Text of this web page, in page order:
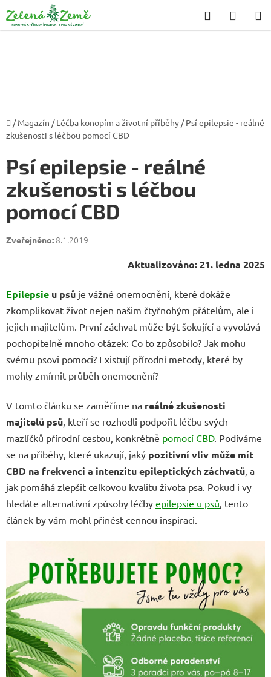
na
obsah
Hledat
KOŠÍK
Domů
/ Magazín / Léčba konopím a životní příběhy / Psí epilepsie - reálné
zkušenosti s léčbou pomocí CBD
Psí epilepsie - reálné
zkušenosti s léčbou
pomocí CBD
8.1.2019
Aktualizováno: 21. ledna 2025
Epilepsie u psů je vážné onemocnění, které dokáže
zkomplikovat život nejen našim čtyřnohým přátelům, ale i
jejich majitelům. První záchvat může být šokující a vyvolává
pochopitelně mnoho otázek: Co to způsobilo? Jak mohu
svému psovi pomoci? Existují přírodní metody, které by
mohly zmírnit průběh onemocnění?
V tomto článku se zaměříme na reálné zkušenosti
majitelů psů, kteří se rozhodli podpořit léčbu svých
mazlíčků přírodní cestou, konkrétně pomocí CBD. Podíváme
se na příběhy, které ukazují, jaký pozitivní vliv může mít
CBD na frekvenci a intenzitu epileptických záchvatů, a
jak pomáhá zlepšit celkovou kvalitu života psa. Pokud i vy
hledáte alternativní způsoby léčby epilepsie u psů, tento
článek by vám mohl přinést cennou inspiraci.